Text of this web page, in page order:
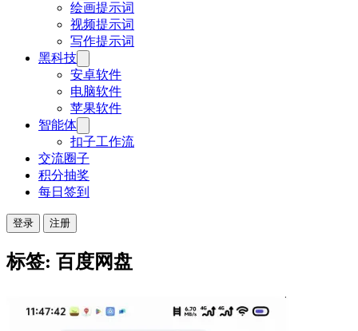
绘画提示词
视频提示词
写作提示词
黑科技
安卓软件
电脑软件
苹果软件
智能体
扣子工作流
交流圈子
积分抽奖
每日签到
登录 注册
标签: 百度网盘